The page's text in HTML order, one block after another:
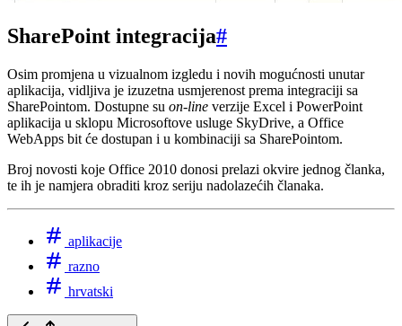
SharePoint integracija#
Osim promjena u vizualnom izgledu i novih mogućnosti unutar
aplikacija, vidljiva je izuzetna usmjerenost prema integraciji sa
SharePointom. Dostupne su on-line verzije Excel i PowerPoint
aplikacija u sklopu Microsoftove usluge SkyDrive, a Office
WebApps bit će dostupan i u kombinaciji sa SharePointom.
Broj novosti koje Office 2010 donosi prelazi okvire jednog članka,
te ih je namjera obraditi kroz seriju nadolazećih članaka.
aplikacije
razno
hrvatski